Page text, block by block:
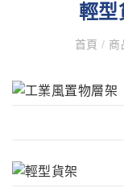
輕型
首頁/ 商